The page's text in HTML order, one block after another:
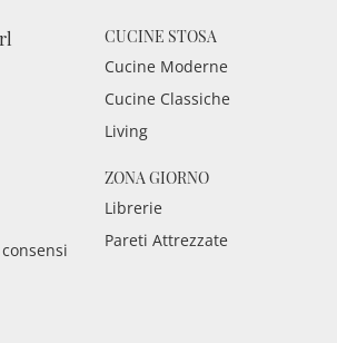
CUCINE STOSA
Cucine Moderne
Cucine Classiche
Living
ZONA GIORNO
Librerie
Pareti Attrezzate